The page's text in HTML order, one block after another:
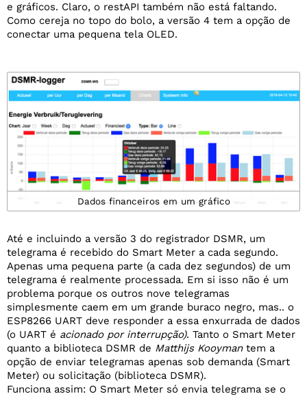
e gráficos. Claro, o restAPI também não está faltando.
Como cereja no topo do bolo, a versão 4 tem a opção de
conectar uma pequena tela OLED.
Dados financeiros em um gráfico
Até e incluindo a versão 3 do registrador DSMR, um
telegrama é recebido do Smart Meter a cada segundo.
Apenas uma pequena parte (a cada dez segundos) de um
telegrama é realmente processada. Em si isso não é um
problema porque os outros nove telegramas
simplesmente caem em um grande buraco negro, mas.. o
ESP8266 UART deve responder a essa enxurrada de dados
(o UART é acionado por interrupção). Tanto o Smart Meter
quanto a biblioteca DSMR de Matthijs Kooymantem a
opção de enviar telegramas apenas sob demanda (Smart
Meter) ou solicitação (biblioteca DSMR).
Funciona assim: O Smart Meter só envia telegrama se o